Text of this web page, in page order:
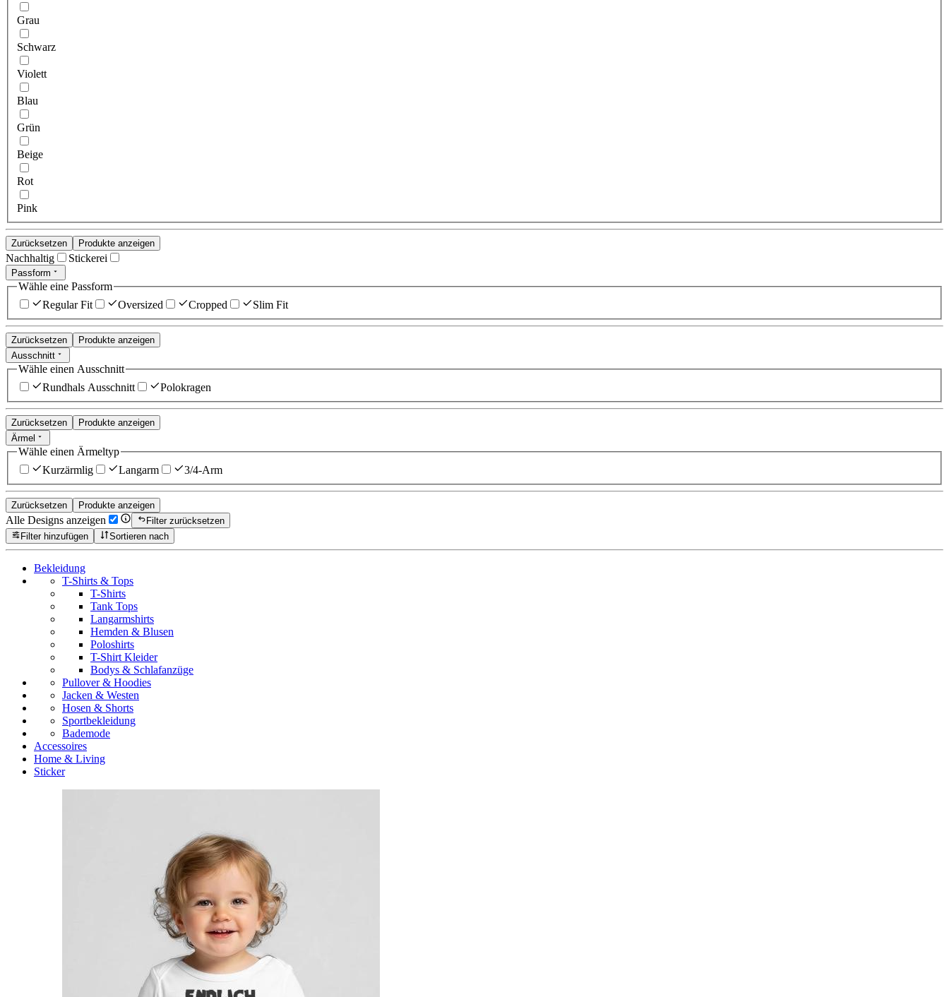
Grau
Schwarz
Violett
Blau
Grün
Beige
Rot
Pink
Zurücksetzen Produkte anzeigen
Nachhaltig Stickerei
Passform
Wähle eine Passform
Regular Fit
Oversized Cropped Slim Fit
Zurücksetzen
Produkte anzeigen
Ausschnitt
Wähle einen Ausschnitt
Rundhals Ausschnitt
Polokragen
Zurücksetzen
Produkte anzeigen
Ärmel
Wähle einen Ärmeltyp
Kurzärmlig
Langarm 3/4-Arm
Zurücksetzen Produkte anzeigen
Alle Designs anzeigen
Filter zurücksetzen
Filter hinzufügen
Sortieren nach
Bekleidung
T-Shirts & Tops
T-Shirts
Tank Tops
Langarmshirts
Hemden & Blusen
Poloshirts
T-Shirt Kleider
Bodys & Schlafanzüge
Pullover & Hoodies
Jacken & Westen
Hosen & Shorts
Sportbekleidung
Bademode
Accessoires
Home & Living
Sticker